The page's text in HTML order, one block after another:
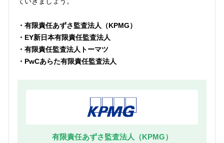
・有限責任あずさ監査法人（KPMG）
・EY新日本有限責任監査法人
・有限責任監査法人トーマツ
・PwCあらた有限責任監査法人
有限責任あずさ監査法人（KPMG）